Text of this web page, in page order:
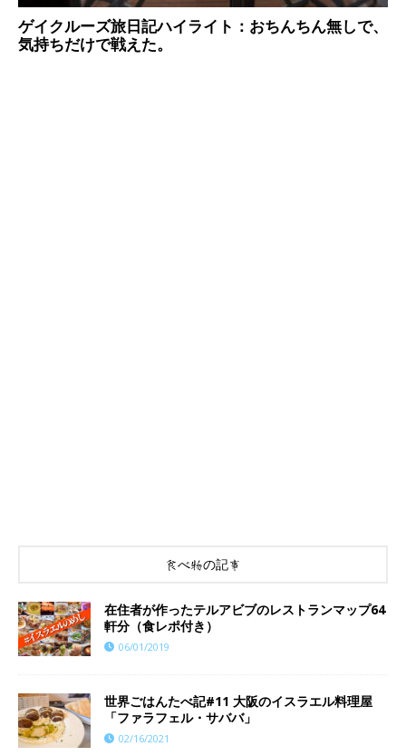
食べ物の記事
在住者が作ったテルアビブのレストランマップ64
軒分（食レポ付き）
06/01/2019
世界ごはんたべ記#11 大阪のイスラエル料理屋
「ファラフェル・サババ」
02/16/2021